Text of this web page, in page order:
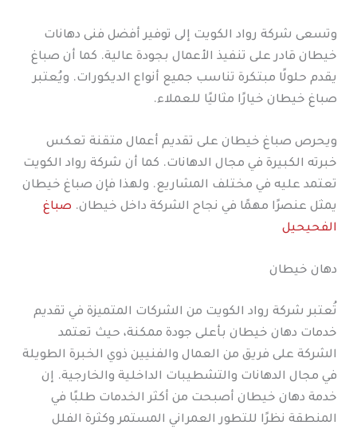
وتسعى شركة رواد الكويت إلى توفير أفضل فنى دهانات
خيطان قادر على تنفيذ الأعمال بجودة عالية. كما أن صباغ
يقدم حلولًا مبتكرة تناسب جميع أنواع الديكورات. ويُعتبر
صباغ خيطان خيارًا مثاليًا للعملاء.
ويحرص صباغ خيطان على تقديم أعمال متقنة تعكس
خبرته الكبيرة في مجال الدهانات. كما أن شركة رواد الكويت
تعتمد عليه في مختلف المشاريع. ولهذا فإن صباغ خيطان
يمثل عنصرًا مهمًا في نجاح الشركة داخل خيطان. صباغ
الفحيحيل
دهان خيطان
تُعتبر شركة رواد الكويت من الشركات المتميزة في تقديم
خدمات دهان خيطان بأعلى جودة ممكنة، حيث تعتمد
الشركة على فريق من العمال والفنيين ذوي الخبرة الطويلة
في مجال الدهانات والتشطيبات الداخلية والخارجية. إن
خدمة دهان خيطان أصبحت من أكثر الخدمات طلبًا في
المنطقة نظرًا للتطور العمراني المستمر وكثرة الفلل